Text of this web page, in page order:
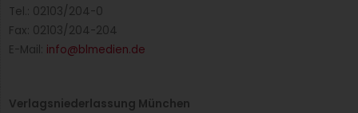
Tel.: 02103/204-0
Fax: 02103/204-204
E-Mail: info@blmedien.de
Verlagsniederlassung München